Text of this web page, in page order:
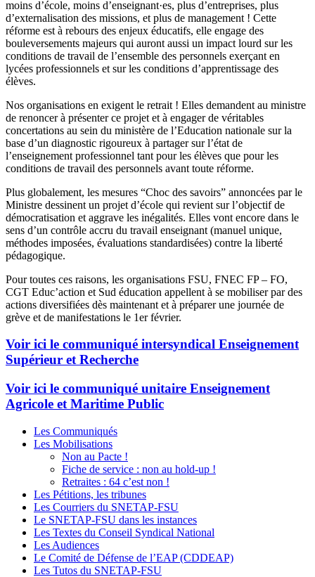
moins d’école, moins d’enseignant·es, plus d’entreprises, plus
d’externalisation des missions, et plus de management ! Cette
réforme est à rebours des enjeux éducatifs, elle engage des
bouleversements majeurs qui auront aussi un impact lourd sur les
conditions de travail de l’ensemble des personnels exerçant en
lycées professionnels et sur les conditions d’apprentissage des
élèves.
Nos organisations en exigent le retrait ! Elles demandent au ministre
de renoncer à présenter ce projet et à engager de véritables
concertations au sein du ministère de l’Education nationale sur la
base d’un diagnostic rigoureux à partager sur l’état de
l’enseignement professionnel tant pour les élèves que pour les
conditions de travail des personnels avant toute réforme.
Plus globalement, les mesures “Choc des savoirs” annoncées par le
Ministre dessinent un projet d’école qui revient sur l’objectif de
démocratisation et aggrave les inégalités. Elles vont encore dans le
sens d’un contrôle accru du travail enseignant (manuel unique,
méthodes imposées, évaluations standardisées) contre la liberté
pédagogique.
Pour toutes ces raisons, les organisations FSU, FNEC FP – FO,
CGT Educ’action et Sud éducation appellent à se mobiliser par des
actions diversifiées dès maintenant et à préparer une journée de
grève et de manifestations le 1er février.
Voir ici le communiqué intersyndical Enseignement
Supérieur et Recherche
Voir ici le communiqué unitaire Enseignement
Agricole et Maritime Public
Les Communiqués
Les Mobilisations
Non au Pacte !
Fiche de service : non au hold-up !
Retraites : 64 c’est non !
Les Pétitions, les tribunes
Les Courriers du SNETAP-FSU
Le SNETAP-FSU dans les instances
Les Textes du Conseil Syndical National
Les Audiences
Le Comité de Défense de l’EAP (CDDEAP)
Les Tutos du SNETAP-FSU